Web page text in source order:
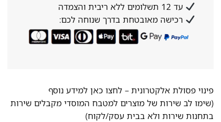
עד 12 תשלומים ללא ריבית והצמדה
רכישה מאובטחת בדרך שנוחה לכם:
פינוי פסולת אלקטרונית – לחצו כאן למידע נוסף
(שימו לב שירות של מוצרים למטבח המוסדי מקבלים שירות
בתחנות שירות ולא בבית עסק/לקוח)